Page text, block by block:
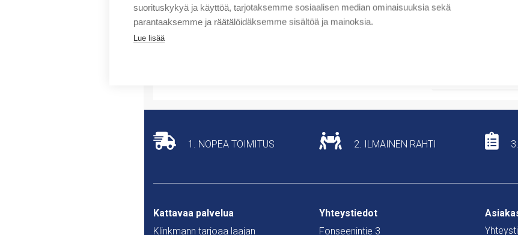
suorituskykyä ja käyttöä, tarjotaksemme sosiaalisen median ominaisuuksia sekä
parantaaksemme ja räätälöidäksemme sisältöä ja mainoksia.
Lue lisää
Tuotteen tullikoodi:
1. NOPEA TOIMITUS 2. ILMAINEN RAHTI
Kattavaa palvelua
Klinkmann tarjoaa laajan
Yhteystiedot
Fonseenintie 3